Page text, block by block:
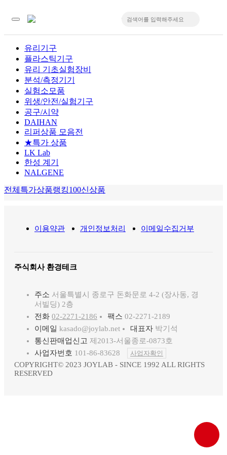
유리기구
플라스틱기구
유리 기초실험장비
분석/측정기기
실험소모품
위생/안전/실험기구
공구/시약
DAIHAN
리퍼상품 모음전
★특가 상품
LK Lab
한성 계기
NALGENE
전체 특가상품랭킹100신상품
이용약관 개인정보처리 이메일수집거부
주식회사 환경테크
주소 서울특별시 종로구 돈화문로 4-2 (장사동, 경
서빌딩) 2층
전화 02-2271-2186 팩스 02-2271-2189
이메일 kasado@joylab.net 대표자 박기석
통신판매업신고 제2013-서울종로-0873호
사업자번호 101-86-83628 사업자확인
COPYRIGHT© 2023 JOYLAB - SINCE 1992 ALL RIGHTS
RESERVED